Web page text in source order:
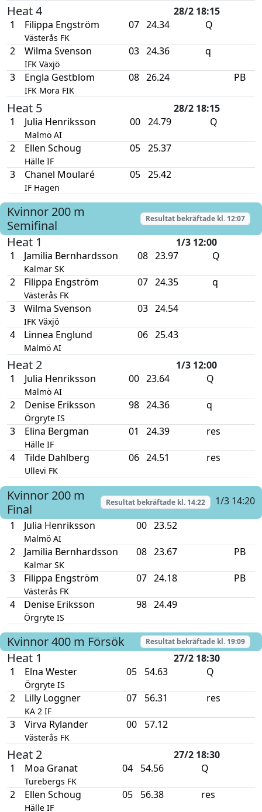
Heat 4
28/2 18:15
1
Filippa Engström
Västerås FK
07 24.34 Q
2 Wilma Svenson
IFK Växjö
03 24.36 q
3 Engla Gestblom
IFK Mora FIK
08 26.24 PB
Heat 5
28/2 18:15
1
Julia Henriksson
Malmö AI
00 24.79 Q
2 Ellen Schoug
Hälle IF
05 25.37
3 Chanel Moularé
IF Hagen
05 25.42
Kvinnor 200 m
Semifinal
Resultat bekräftade kl. 12:07
Heat 1
1/3 12:00
1
Jamilia Bernhardsson
Kalmar SK
08 23.97 Q
2 Filippa Engström
Västerås FK
07 24.35 q
3 Wilma Svenson
IFK Växjö
03 24.54
4 Linnea Englund
Malmö AI
06 25.43
Heat 2
1/3 12:00
1
Julia Henriksson
Malmö AI
00 23.64 Q
2 Denise Eriksson
Örgryte IS
98 24.36 q
3 Elina Bergman
Hälle IF
01 24.39 res
4 Tilde Dahlberg
Ullevi FK
06 24.51 res
Kvinnor 200 m
Final
Resultat bekräftade kl. 14:22
1/3 14:20
1
Julia Henriksson
Malmö AI
00 23.52
2 Jamilia Bernhardsson
Kalmar SK
08 23.67 PB
3 Filippa Engström
Västerås FK
07 24.18 PB
4 Denise Eriksson
Örgryte IS
98 24.49
Kvinnor400 m Försök Resultat bekräftade kl. 19:09
Heat 1
27/2 18:30
1
Elna Wester
Örgryte IS
05 54.63 Q
2 Lilly Loggner
KA 2 IF
07 56.31 res
3 Virva Rylander
Västerås FK
00 57.12
Heat 2
27/2 18:30
1
Moa Granat
Turebergs FK
04 54.56 Q
2 Ellen Schoug
Hälle IF
05 56.38 res